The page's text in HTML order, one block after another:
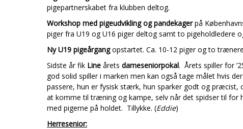
pigepartnerskabet fra klubben deltog.
Workshop med pigeudvikling og pandekagerpå
piger fra U19 og U16 piger deltog samt to pigeholdledere
Ny U19 pigeårgangopstartet. Ca. 10-12 piger og to
Sidste år fik Line årets dameseniorpokal. Årets spiller for
god solid spiller i marken men kan også tage målet hvis
passere, hun er fysisk stærk, hun sparker godt og præcist,
at komme til træning og kampe, selv når det spidser til for
med pigerne på holdet. Tillykke. (Eddie)
Herresenior: